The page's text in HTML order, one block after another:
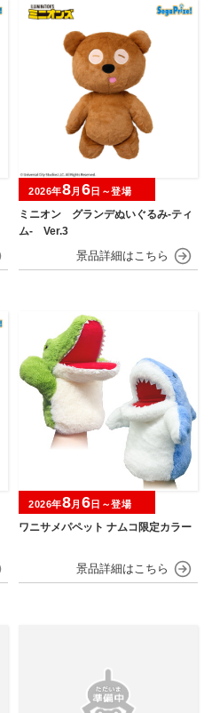
ミニオン グランデぬいぐるみ‐ティ
ム‐ Ver.3
2026年8月 6日～登場
ワニサメパペット ナムコ限定カラー
2026年8月 6日～登場